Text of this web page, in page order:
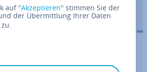
verwenden: Key erstellen,
auf "Akzeptieren" stimmen Sie der
der Übermittlung Ihrer Daten